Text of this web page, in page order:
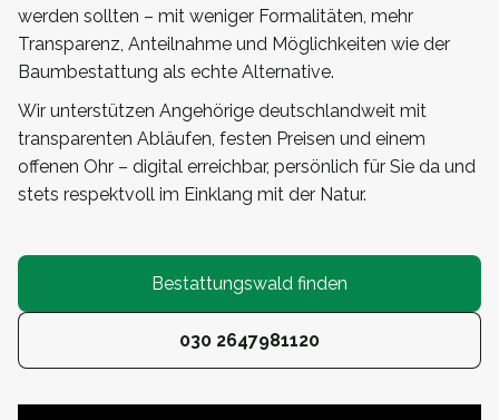
werden sollten – mit weniger Formalitäten, mehr
Transparenz, Anteilnahme und Möglichkeiten wie der
Baumbestattung als echte Alternative.
Wir unterstützen Angehörige deutschlandweit mit
transparenten Abläufen, festen Preisen und einem
offenen Ohr – digital erreichbar, persönlich für Sie da und
stets respektvoll im Einklang mit der Natur.
Bestattungswald finden
030 2647981120